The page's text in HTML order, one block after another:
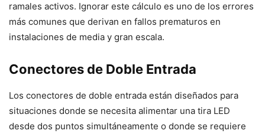
ramales activos. Ignorar este cálculo es uno de los errores
más comunes que derivan en fallos prematuros en
instalaciones de media y gran escala.
Conectores de Doble Entrada
Los conectores de doble entrada están diseñados para
situaciones donde se necesita alimentar una tira LED
desde dos puntos simultáneamente o donde se requiere